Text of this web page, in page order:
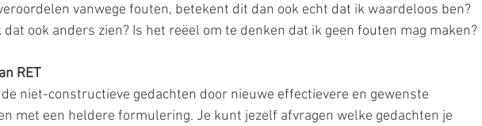
vanwege fouten, betekent dit dan ook echt dat ik waardeloos ben?
dat ook anders zien? Is het reëel om te denken dat ik geen fouten mag maken?
RET
niet-constructieve gedachten door nieuwe effectievere en gewenste
met een heldere formulering. Je kunt jezelf afvragen welke gedachten je